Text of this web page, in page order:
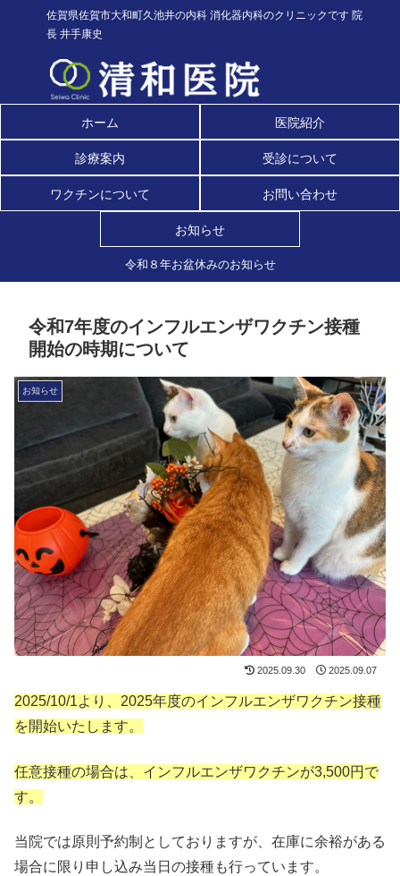
佐賀県佐賀市大和町久池井の内科 消化器内科のクリニックです 院
長 井手康史
ホーム 医院紹介
診療案内 受診について
ワクチンについて お問い合わせ
お知らせ
令和８年お盆休みのお知らせ
令和7年度のインフルエンザワクチン接種
開始の時期について
お知らせ
2025.09.30 2025.09.07
2025/10/1より、2025年度のインフルエンザワクチン接種
を開始いたします。
任意接種の場合は、インフルエンザワクチンが3,500円で
す。
当院では原則予約制としておりますが、在庫に余裕がある
場合に限り申し込み当日の接種も行っています。